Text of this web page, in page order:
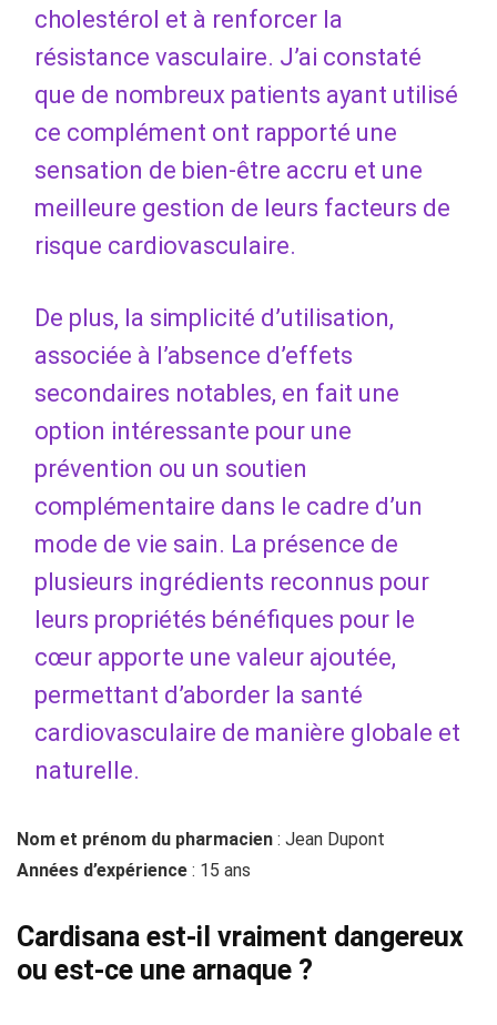
cholestérol et à renforcer la
résistance vasculaire. J’ai constaté
que de nombreux patients ayant utilisé
ce complément ont rapporté une
sensation de bien-être accru et une
meilleure gestion de leurs facteurs de
risque cardiovasculaire.
De plus, la simplicité d’utilisation,
associée à l’absence d’effets
secondaires notables, en fait une
option intéressante pour une
prévention ou un soutien
complémentaire dans le cadre d’un
mode de vie sain. La présence de
plusieurs ingrédients reconnus pour
leurs propriétés bénéfiques pour le
cœur apporte une valeur ajoutée,
permettant d’aborder la santé
cardiovasculaire de manière globale et
naturelle.
Nom et prénom du pharmacien : Jean Dupont
Années d’expérience : 15 ans
Cardisana est-il vraiment dangereux
ou est-ce une arnaque ?